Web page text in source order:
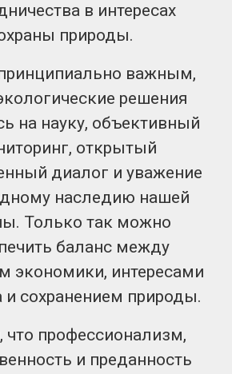
в интересах
природы.
важным,
решения
на науку, объективный
открытый
диалог и уважение
наследию нашей
Только так можно
баланс между
экономики, интересами
и сохранением природы.
что профессионализм,
и преданность